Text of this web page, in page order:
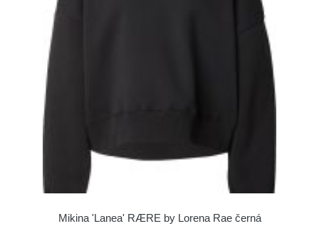
Mikina 'Lanea' RÆRE by Lorena Rae černá